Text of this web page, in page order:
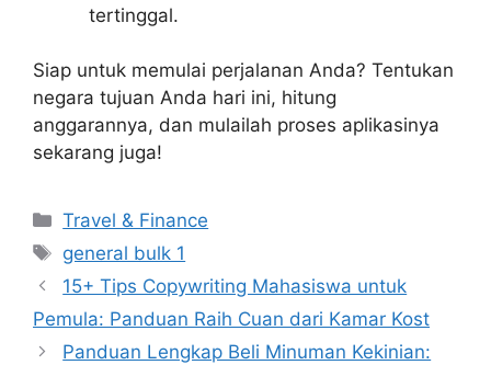
tertinggal.
Siap untuk memulai perjalanan Anda? Tentukan
negara tujuan Anda hari ini, hitung
anggarannya, dan mulailah proses aplikasinya
sekarang juga!
Categories
Travel & Finance
Tags
general bulk 1
15+ Tips Copywriting Mahasiswa untuk
Pemula: Panduan Raih Cuan dari Kamar Kost
Panduan Lengkap Beli Minuman Kekinian: